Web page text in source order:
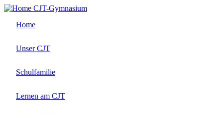
Direkt
Inhalt
CJT-Gymnasium
Home
Unser CJT
Schulfamilie
Lernen am CJT